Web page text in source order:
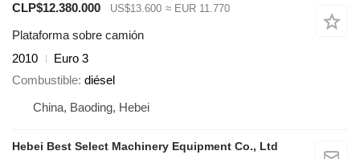
CLP$12.380.000 US$13.600 ≈ EUR 11.770
Plataforma sobre camión
2010
Euro 3
Combustible diésel
China, Baoding, Hebei
Hebei Best Select Machinery Equipment Co., Ltd